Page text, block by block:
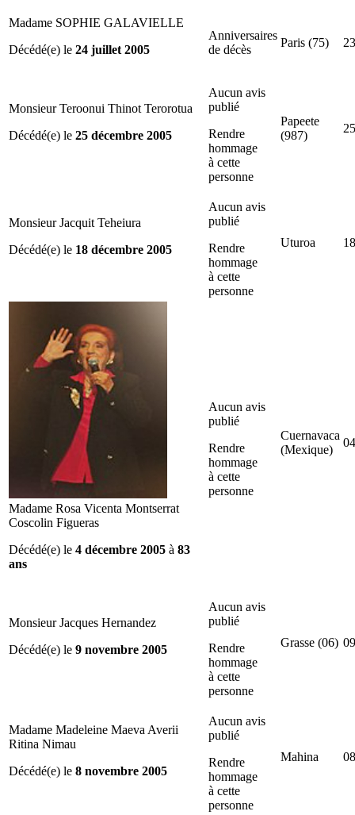
Madame SOPHIE GALAVIELLE
Décédé(e) le 24 juillet 2005
Anniversaires
de décès
Paris (75)
Monsieur Teroonui Thinot Terorotua
Décédé(e) le 25 décembre 2005
Aucun avis
publié
Rendre
hommage
à cette
personne
Papeete
(987)
Monsieur Jacquit Teheiura
Décédé(e) le 18 décembre 2005
Aucun avis
publié
Rendre
hommage
à cette
personne
Uturoa
Madame Rosa Vicenta Montserrat
Coscolin Figueras
Décédé(e) le 4 décembre 2005 à 83
ans
Aucun avis
publié
Rendre
hommage
à cette
personne
Cuernavaca
(Mexique)
Monsieur Jacques Hernandez
Décédé(e) le 9 novembre 2005
Aucun avis
publié
Rendre
hommage
à cette
personne
Grasse (06)
Madame Madeleine Maeva Averii
Ritina Nimau
Décédé(e) le 8 novembre 2005
Aucun avis
publié
Rendre
hommage
à cette
personne
Mahina